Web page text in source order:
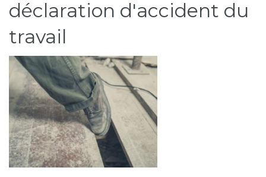
déclaration d'accident du
travail